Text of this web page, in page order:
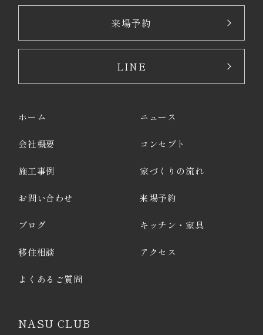
NASU CLUB
来場予約
LINE
ホーム ニュース
会社概要 コンセプト
施工事例 家づくりの流れ
お問い合わせ 来場予約
ブログ キッチン・家具
移住相談 アクセス
よくあるご質問